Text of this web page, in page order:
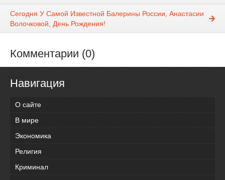
Сегодня У Самой Известной Балерины России, Анастасии
Волочковой, День Рождения!
Комментарии (0)
Навигация
О сайте
В мире
Экономика
Религия
Криминал